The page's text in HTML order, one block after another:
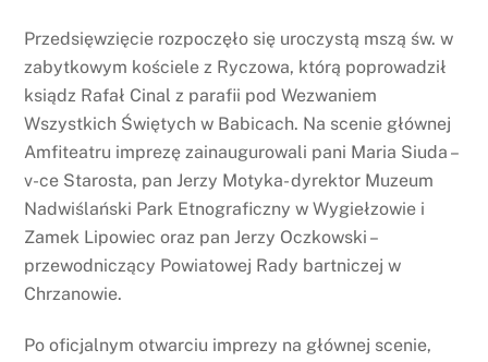
Przedsięwzięcie rozpoczęło się uroczystą mszą św. w
zabytkowym kościele z Ryczowa, którą poprowadził
ksiądz Rafał Cinal z parafii pod Wezwaniem
Wszystkich Świętych w Babicach. Na scenie głównej
Amfiteatru imprezę zainaugurowali pani Maria Siuda –
v-ce Starosta, pan Jerzy Motyka- dyrektor Muzeum
Nadwiślański Park Etnograficzny w Wygiełzowie i
Zamek Lipowiec oraz pan Jerzy Oczkowski –
przewodniczący Powiatowej Rady bartniczej w
Chrzanowie.
Po oficjalnym otwarciu imprezy na głównej scenie,